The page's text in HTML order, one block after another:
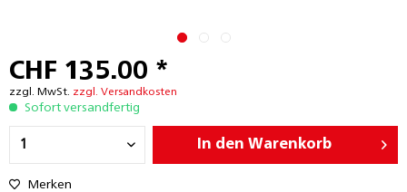
CHF 135.00 *
zzgl. MwSt. zzgl. Versandkosten
Sofort versandfertig
In den Warenkorb
Merken